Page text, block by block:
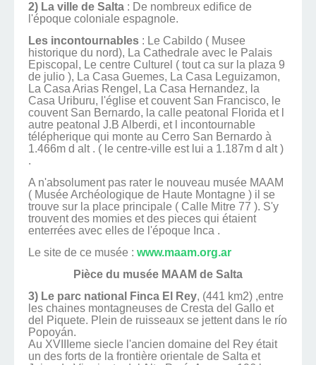
2) La ville de Salta : De nombreux edifice de
l'époque coloniale espagnole.
Les incontournables : Le Cabildo ( Musee
historique du nord), La Cathedrale avec le Palais
Episcopal, Le centre Culturel ( tout ca sur la plaza 9
de julio ), La Casa Guemes, La Casa Leguizamon,
La Casa Arias Rengel, La Casa Hernandez, la
Casa Uriburu, l'église et couvent San Francisco, le
couvent San Bernardo, la calle peatonal Florida et l
autre peatonal J.B Alberdi, et l incontournable
télépherique qui monte au Cerro San Bernardo à
1.466m d alt . ( le centre-ville est lui a 1.187m d alt )
.
A n'absolument pas rater le nouveau musée MAAM
( Musée Archéologique de Haute Montagne ) il se
trouve sur la place principale ( Calle Mitre 77 ). S'y
trouvent des momies et des pieces qui étaient
enterrées avec elles de l'époque Inca .
Le site de ce musée : www.maam.org.ar
Pièce du musée MAAM de Salta
3) Le parc national Finca El Rey, (441 km2) ,entre
les chaines montagneuses de Cresta del Gallo et
del Piquete. Plein de ruisseaux se jettent dans le río
Popoyán.
Au XVIIIeme siecle l'ancien domaine del Rey était
un des forts de la frontière orientale de Salta et